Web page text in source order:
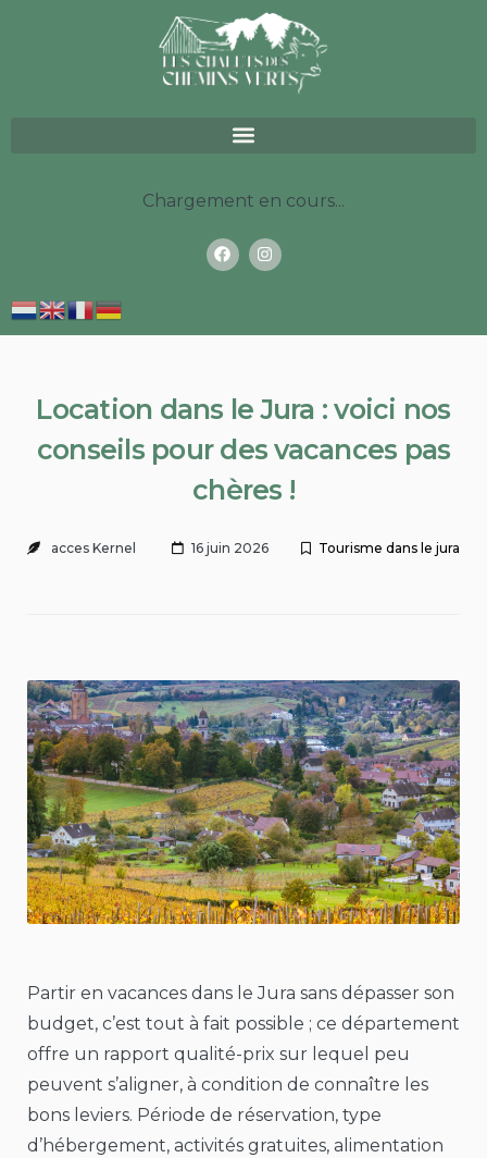
Chargement en cours...
Location dans le Jura : voici nos
conseils pour des vacances pas
chères !
acces Kernel 16 juin 2026 Tourisme dans le jura
Partir en vacances dans le Jura sans dépasser son
budget, c’est tout à fait possible ; ce département
offre un rapport qualité-prix sur lequel peu
peuvent s’aligner, à condition de connaître les
bons leviers. Période de réservation, type
d’hébergement, activités gratuites, alimentation